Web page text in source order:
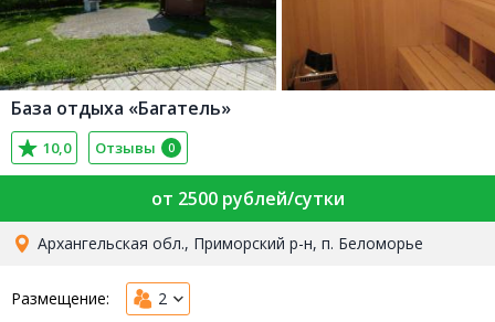
База отдыха «Багатель»
10,0 Отзывы 0
от 2500 рублей/сутки
Архангельская обл., Приморский р-н, п. Беломорье
Размещение: 2